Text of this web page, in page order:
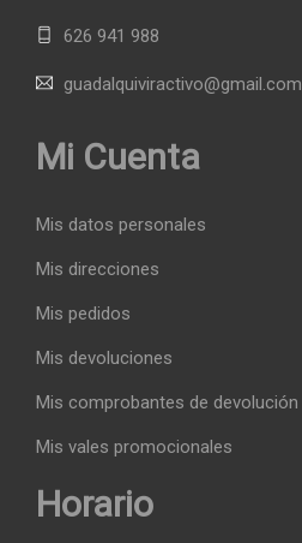
626 941 988
guadalquiviractivo@gmail.com
Mi Cuenta
Mis datos personales
Mis direcciones
Mis pedidos
Mis devoluciones
Mis comprobantes de devolución
Mis vales promocionales
Horario